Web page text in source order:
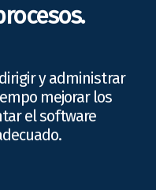
y administrar
mejorar los
el software